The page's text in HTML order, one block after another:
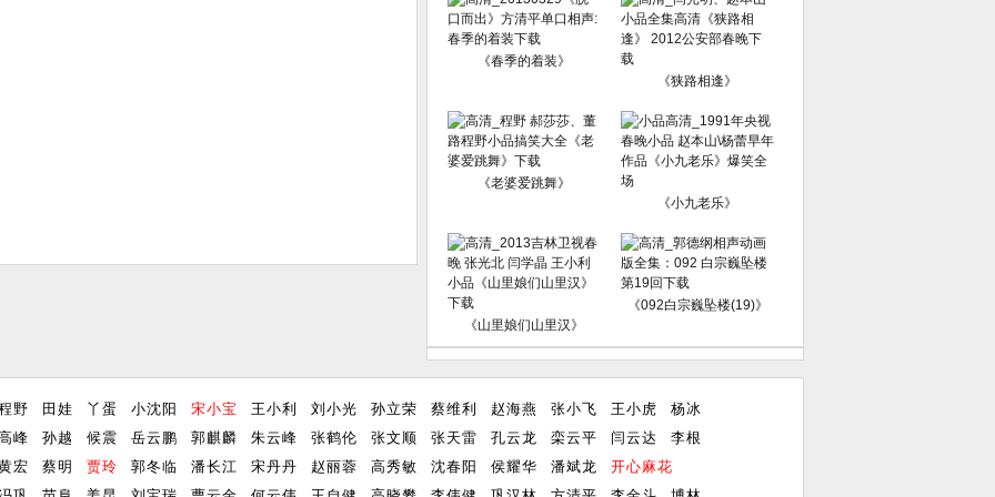
《春季的着装》
《狭路相逢》
《老婆爱跳舞》
《小九老乐》
《山里娘们山里汉》
《092白宗巍坠楼(19)》
野 田娃 丫蛋 小沈阳 宋小宝 王小利 刘小光 孙立荣 蔡维利 赵海燕 张小飞 王小虎
杨冰
峰
孙越 候震 岳云鹏 郭麒麟 朱云峰 张鹤伦 张文顺 张天雷 孔云龙 栾云平 闫云达
李根
宏
蔡明 贾玲 郭冬临 潘长江 宋丹丹 赵丽蓉 高秀敏 沈春阳 侯耀华 潘斌龙
开心麻花